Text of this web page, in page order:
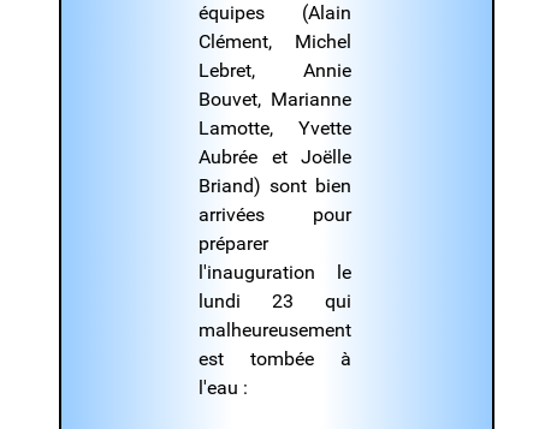
équipes (Alain
Clément, Michel
Lebret, Annie
Bouvet, Marianne
Lamotte, Yvette
Aubrée et Joëlle
Briand) sont bien
arrivées pour
préparer
l'inauguration le
lundi 23 qui
malheureusement
est tombée à
l'eau :